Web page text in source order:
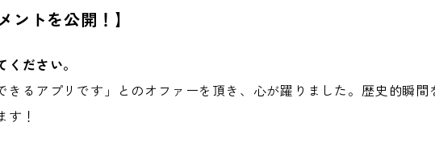
ントを公開！】
ださい。
きるアプリです」とのオファーを頂き、心が躍りました。歴史的瞬間
す！